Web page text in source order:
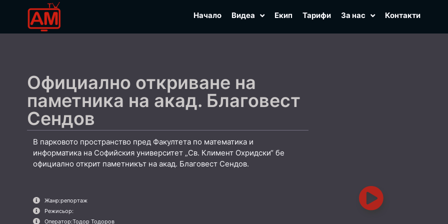
Начало Видеа Екип Тарифи За нас Контакти
Официално откриване на
паметника на акад. Благовест
Сендов
В парковото пространство пред Факултета по математика и
информатика на Софийския университет „Св. Климент Охридски“ бе
официално открит паметникът на акад. Благовест Сендов.
Жанр:репортаж
Режисьор:
Оператор:Тодор Тодоров